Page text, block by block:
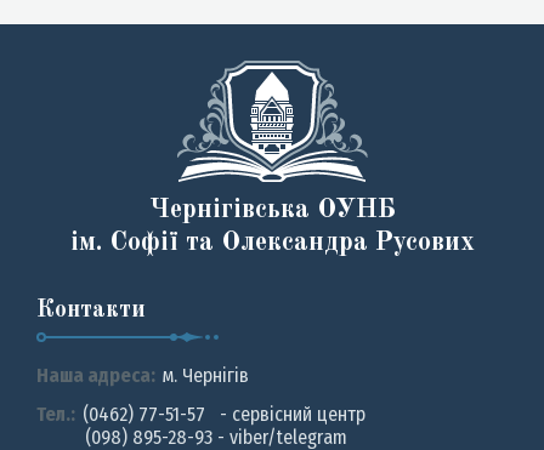
Чернігівська ОУНБ
ім. Софії та Олександра Русових
Контакти
Наша адреса: м. Чернiгiв
Тел.: (0462) 77-51-57 - сервісний центр
(098) 895-28-93 - viber/telegram